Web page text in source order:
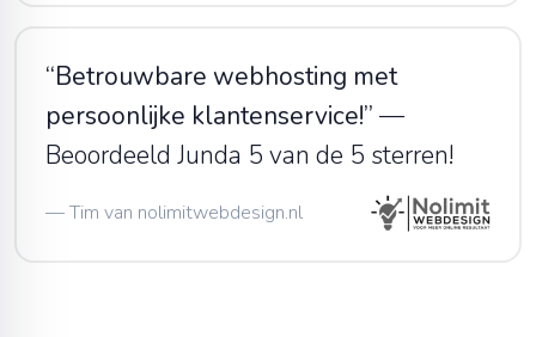
“Betrouwbare webhosting met
persoonlijke klantenservice!” —
Beoordeeld Junda 5 van de 5 sterren!
—Tim van nolimitwebdesign.nl